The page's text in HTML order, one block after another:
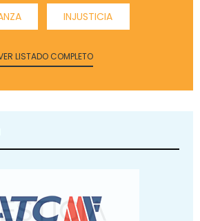
INJUSTICIA
LISTADO COMPLETO